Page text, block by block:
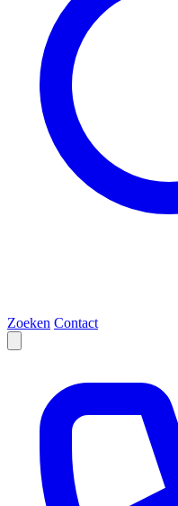
Zoeken Contact